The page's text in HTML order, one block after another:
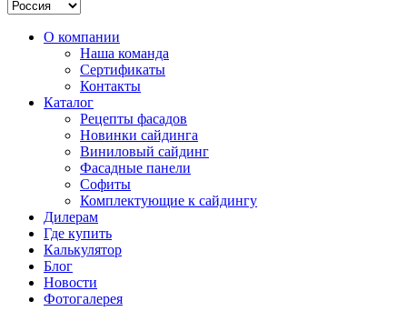
О компании
Наша команда
Сертификаты
Контакты
Каталог
Рецепты фасадов
Новинки сайдинга
Виниловый сайдинг
Фасадные панели
Софиты
Комплектующие к сайдингу
Дилерам
Где купить
Калькулятор
Блог
Новости
Фотогалерея